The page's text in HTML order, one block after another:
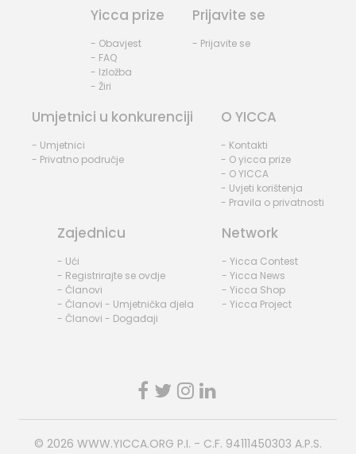
Yicca prize
- Obavjest
- FAQ
- Izložba
- Žiri
Prijavite se
- Prijavite se
Umjetnici u konkurenciji
- Umjetnici
- Privatno područje
O YICCA
- Kontakti
- O yicca prize
- O YICCA
- Uvjeti korištenja
- Pravila o privatnosti
Zajednicu
- Ući
- Registrirajte se ovdje
- Članovi
- Članovi - Umjetnička djela
- Članovi - Događaji
Network
- Yicca Contest
- Yicca News
- Yicca Shop
- Yicca Project
© 2026 WWW.YICCA.ORG P.I. - C.F. 94111450303 A.P.S.